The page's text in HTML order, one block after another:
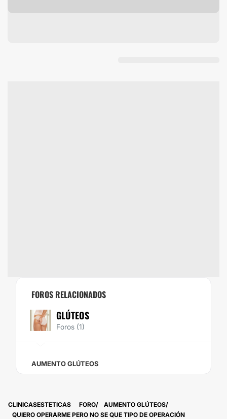
FOROS RELACIONADOS
GLÚTEOS
Foros (1)
AUMENTO GLÚTEOS
CLINICASESTETICAS FORO
AUMENTO GLÚTEOS
QUIERO OPERARME PERO NO SE QUE TIPO DE OPERACIÓN